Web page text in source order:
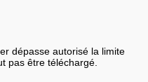
dépasse autorisé la limite
pas être téléchargé.